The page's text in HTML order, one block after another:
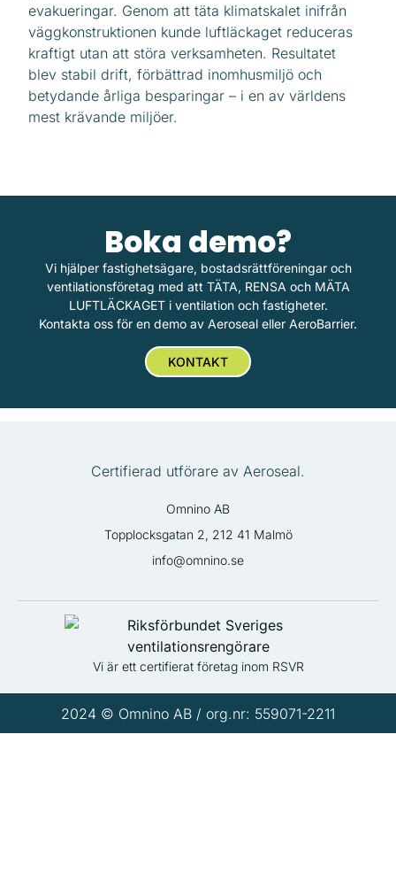
evakueringar. Genom att täta klimatskalet inifrån
väggkonstruktionen kunde luftläckaget reduceras
kraftigt utan att störa verksamheten. Resultatet
blev stabil drift, förbättrad inomhusmiljö och
betydande årliga besparingar – i en av världens
mest krävande miljöer.
Boka demo?
Vi hjälper fastighetsägare, bostadsrättföreningar och
ventilationsföretag med att TÄTA, RENSA och MÄTA
LUFTLÄCKAGET i ventilation och fastigheter.
Kontakta oss för en demo av Aeroseal eller AeroBarrier.
KONTAKT
Omnino AB
Topplocksgatan 2, 212 41 Malmö
info@omnino.se
Certifierad utförare av Aeroseal.
Vi är ett certifierat företag inom RSVR
2024 © Omnino AB / org.nr: 559071-2211